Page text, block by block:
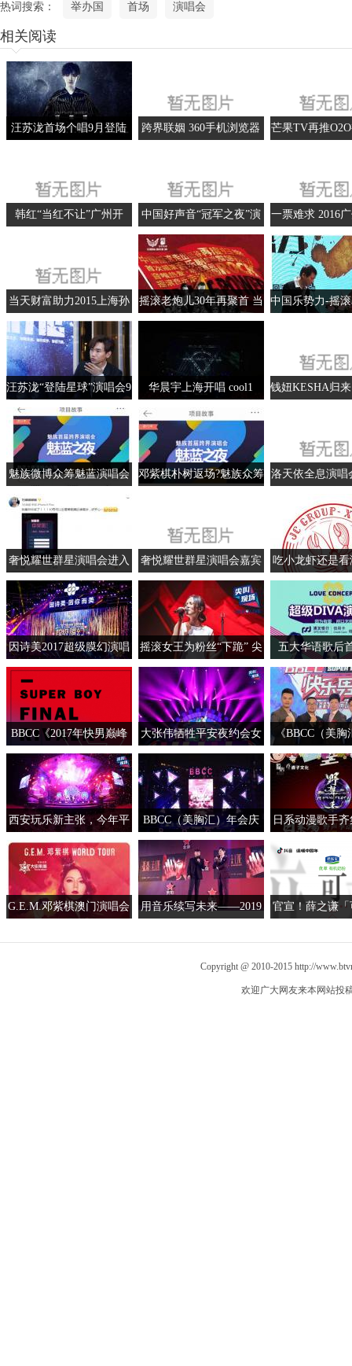
热词搜索： 举办国 首场 演唱会
相关阅读
汪苏泷首场个唱9月登陆
跨界联姻 360手机浏览器
芒果TV再推
韩红“当红不让”广州开
中国好声音“冠军之夜”演
唱会新闻发布会群星璀璨
一票难求 2016
跨年演唱
当天财富助力2015上海孙
楠“乐在其中”演唱会
摇滚老炮儿30年再聚首 当
年的你何在？
中国乐势力-摇
汪苏泷“登陆星球”演唱会9
月17日开演，门票可以分
期付款
华晨宇上海开唱 cool1
dual生态手机直播券直观
火星演唱会现场
钱妞KESHA归
魅族微博众筹魅蓝演唱会
已获大量魅友支持
邓紫棋朴树返场?魅族众筹 洛天依全息演唱
奢悦耀世群星演唱会进入
倒计时，抢票活动持续进
行中
奢悦耀世群星演唱会嘉宾
亮相，众星舞台魅力绽放
吃小龙虾还是
上有象视频看
两者皆不
因诗美2017超级膜幻演唱
会圆满成功 容祖儿李克勤
齐聚一堂
摇滚女王为粉丝“下跪” 尖
叫现场杨乃文演唱会成都
收官
五大华语歌后
Love Concert演
郑州
BBCC《2017年快男巅峰
对决演唱会》火热来袭，
广州海心沙约定你！
大张伟牺牲平安夜约会女
粉 人间精品尖叫吧演唱会
继续开唱
《BBCC（美胸
快乐男声巅峰
会》新闻发布
西安玩乐新主张，今年平
安夜有大张伟不一样
BBCC（美胸汇）年会庆
典2017快男演唱会震撼上
演
日系动漫歌手
声季动漫演唱
G.E.M.邓紫棋澳门演唱会
用音乐续写未来——2019
官宣！薛之谦
Copyright @ 2010-2015 http://
欢迎广大网友来本网站投